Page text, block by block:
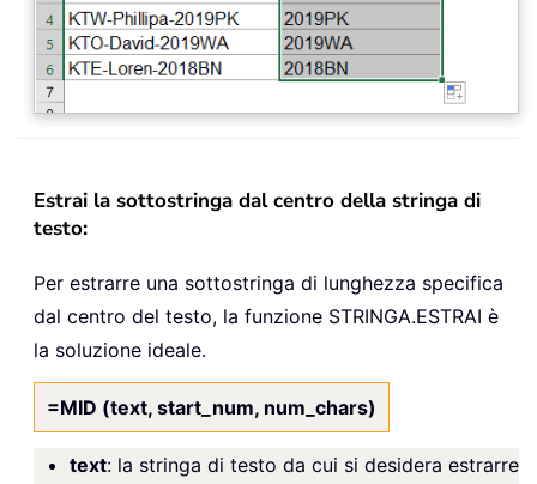
Estrai la sottostringa dal centro della stringa di
testo:
Per estrarre una sottostringa di lunghezza specifica
dal centro del testo, la funzione STRINGA.ESTRAI è
la soluzione ideale.
=MID (text, start_num, num_chars)
text: la stringa di testo da cui si desidera estrarre